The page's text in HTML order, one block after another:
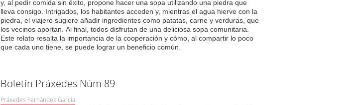
y, al pedir comida sin éxito, propone hacer una sopa utilizando una piedra que
lleva consigo. Intrigados, los habitantes acceden y, mientras el agua hierve con la
piedra, el viajero sugiere añadir ingredientes como patatas, carne y verduras, que
los vecinos aportan. Al final, todos disfrutan de una deliciosa sopa comunitaria.
Este relato resalta la importancia de la cooperación y cómo, al compartir lo poco
que cada uno tiene, se puede lograr un beneficio común.
Boletín Práxedes Núm 89
Práxedes Fernández García